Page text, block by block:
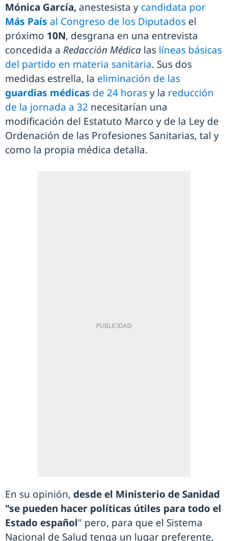
Mónica García, anestesista y candidata por
Más País al Congreso de los Diputados el
próximo 10N, desgrana en una entrevista
concedida a Redacción Médica las líneas básicas
del partido en materia sanitaria. Sus dos
medidas estrella, la eliminación de las
guardias médicas de 24 horasy la reducción
de la jornada a 32 necesitarían una
modificación del Estatuto Marco y de la Ley de
Ordenación de las Profesiones Sanitarias, tal y
como la propia médica detalla.
En su opinión, desde el Ministerio de Sanidad
"se pueden hacer políticas útiles para todo el
Estado español" pero, para que el Sistema
Nacional de Salud tenga un lugar preferente,